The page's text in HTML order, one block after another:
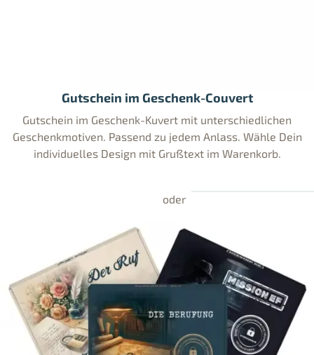
Gutschein im Geschenk-Couvert
Gutschein im Geschenk-Kuvert mit unterschiedlichen
Geschenkmotiven. Passend zu jedem Anlass. Wähle Dein
individuelles Design mit Grußtext im Warenkorb.